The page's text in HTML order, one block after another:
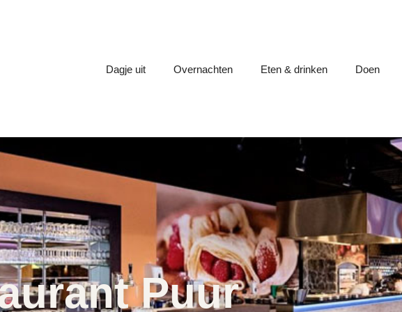
Dagje uit Overnachten Eten & drinken Doen
Puur